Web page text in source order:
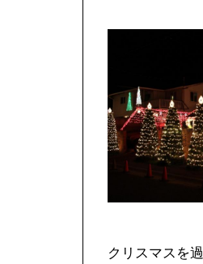
クリスマスを